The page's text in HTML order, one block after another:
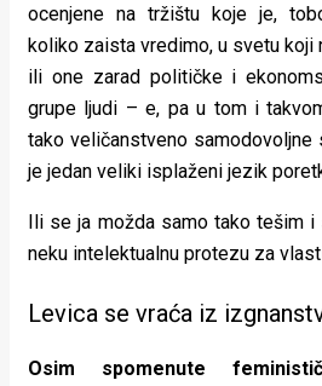
ocenjene na tržištu koje je,
koliko zaista vredimo, u svetu koji
ili one zarad političke i
grupe ljudi – e, pa u tom i
tako veličanstveno samodovoljne
je jedan veliki isplaženi jezik
Ili se ja možda samo tako tešim
neku intelektualnu protezu za
Levica se vraća iz
Osim spomenute